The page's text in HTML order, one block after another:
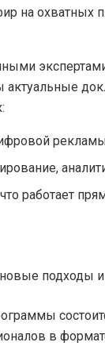
на охватных
актуальные
работает
подходы
в